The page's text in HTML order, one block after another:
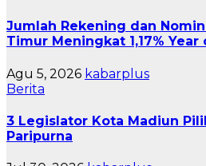
Jumlah Rekening dan
Timur Meningkat 1,17% Year
Agu 5, 2026 kabarplus
Berita
3 Legislator Kota Madiun
Paripurna